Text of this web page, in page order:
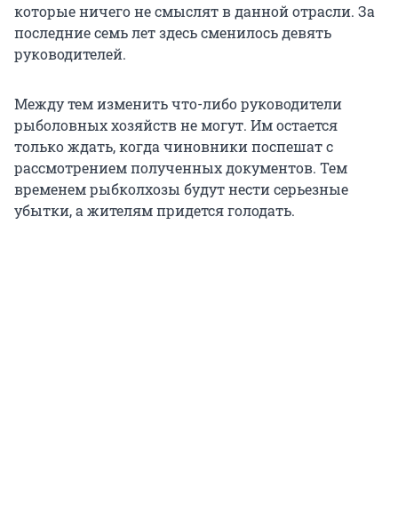
которые ничего не смыслят в данной отрасли. За
последние семь лет здесь сменилось девять
руководителей.
Между тем изменить что-либо руководители
рыболовных хозяйств не могут. Им остается
только ждать, когда чиновники поспешат с
рассмотрением полученных документов. Тем
временем рыбколхозы будут нести серьезные
убытки, а жителям придется голодать.